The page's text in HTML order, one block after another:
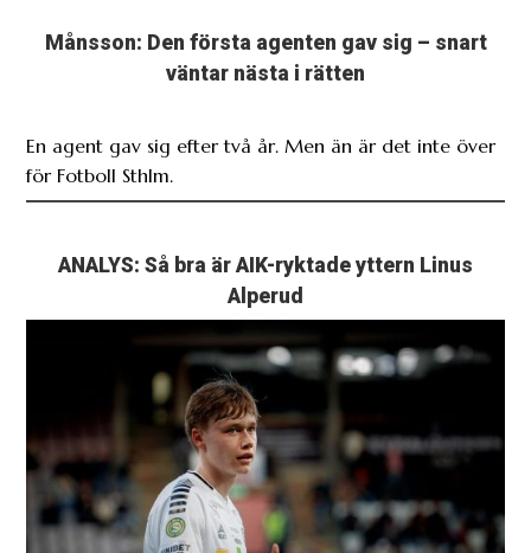
Månsson: Den första agenten gav sig – snart
väntar nästa i rätten
En agent gav sig efter två år. Men än är det inte över
för Fotboll Sthlm.
ANALYS: Så bra är AIK-ryktade yttern Linus
Alperud